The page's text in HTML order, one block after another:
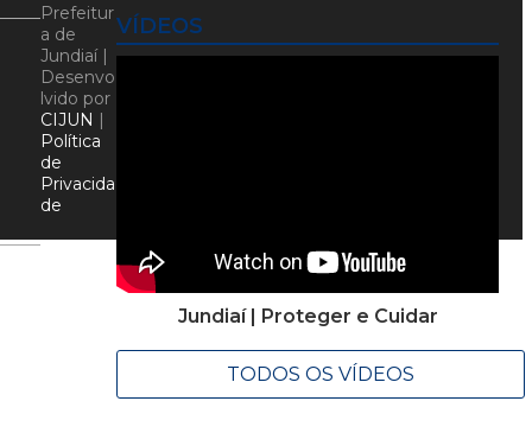
VÍDEOS
Jundiaí | Proteger e Cuidar
TODOS OS VÍDEOS
Prefeitur
a de
Jundiaí |
Desenvo
lvido por
CIJUN |
Política
de
Privacida
de